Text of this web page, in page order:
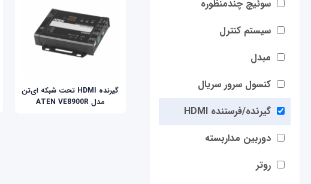
سوئیچ چندمنظوره
سیستم کنترل
مبدل
کنسول سرور سریال
گیرنده/فرستنده HDMI
دوربین مداربسته
روتر
گیرنده HDMI تحت شبکه ای‌تن
مدل ATEN VE8900R